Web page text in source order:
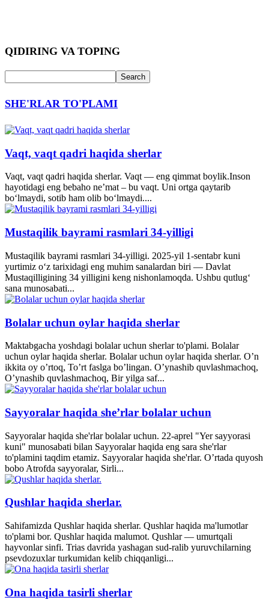
QIDIRING VA TOPING
SHE'RLAR TO'PLAMI
Vaqt, vaqt qadri haqida sherlar
Vaqt, vaqt qadri haqida sherlar. Vaqt — eng qimmat boylik.Inson
hayotidagi eng bebaho ne’mat – bu vaqt. Uni ortga qaytarib
bo‘lmaydi, sotib ham olib bo‘lmaydi....
Mustaqilik bayrami rasmlari 34-yilligi
Mustaqilik bayrami rasmlari 34-yilligi. 2025-yil 1-sentabr kuni
yurtimiz o‘z tarixidagi eng muhim sanalardan biri — Davlat
Mustaqilligining 34 yilligini keng nishonlamoqda. Ushbu qutlug‘
sana munosabati...
Bolalar uchun oylar haqida sherlar
Maktabgacha yoshdagi bolalar uchun sherlar to'plami. Bolalar
uchun oylar haqida sherlar. Bolalar uchun oylar haqida sherlar. O’n
ikkita oy o’rtoq, To’rt faslga bo’lingan. O’ynashib quvlashmachoq,
O’ynashib quvlashmachoq, Bir yilga saf...
Sayyoralar haqida she’rlar bolalar uchun
Sayyoralar haqida she'rlar bolalar uchun. 22-aprel "Yer sayyorasi
kuni" munosabati bilan Sayyoralar haqida eng sara she'rlar
to'plamini taqdim etamiz. Sayyoralar haqida she'rlar. O’rtada quyosh
bobo Atrofda sayyoralar, Sirli...
Qushlar haqida sherlar.
Sahifamizda Qushlar haqida sherlar. Qushlar haqida ma'lumotlar
to'plami bor. Qushlar haqida malumot. Qushlar — umurtqali
hayvonlar sinfi. Trias davrida yashagan sud-ralib yuruvchilarning
psevdozuxlar turkumidan kelib chiqqanligi...
Ona haqida tasirli sherlar